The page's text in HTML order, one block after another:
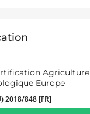
Agriculture
Europe
2018/848 [FR]